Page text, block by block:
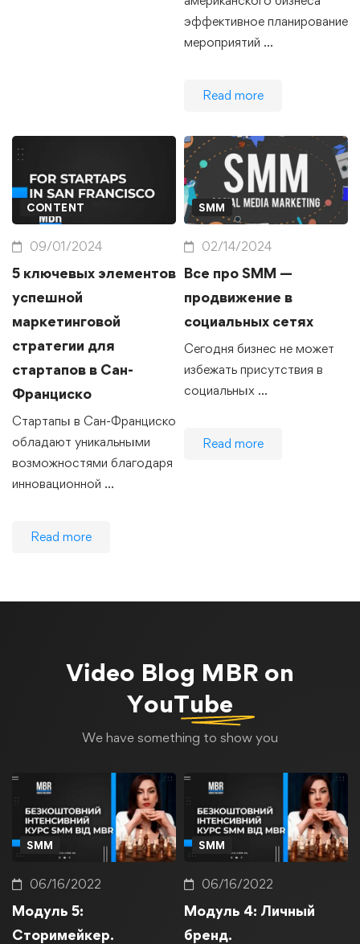
эффективное планирование
мероприятий …
Read more
CONTENT
09/01/2024
5 ключевых элементов
успешной
маркетинговой
стратегии для
стартапов в Сан-
Франциско
Стартапы в Сан-Франциско
обладают уникальными
возможностями благодаря
инновационной …
Read more
SMM
02/14/2024
Все про SMM —
продвижение в
социальных сетях
Сегодня бизнес не может
избежать присутствия в
социальных …
Read more
Video Blog MBR on
YouTube
We have something to show you
SMM
06/16/2022
Модуль 5:
Сторимейкер.
SMM
06/16/2022
Модуль 4: Личный
бренд.